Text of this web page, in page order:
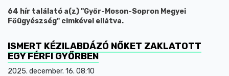
64 hír találató a(z) "Győr-Moson-Sopron Megyei
Főügyészség" cimkével ellátva.
ISMERT KÉZILABDÁZÓ NŐKET ZAKLATOTT
EGY FÉRFI GYŐRBEN
2025. december. 16. 08:10